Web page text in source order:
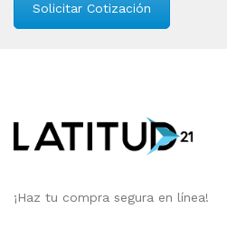
Solicitar Cotización
¡Haz tu compra segura en línea!